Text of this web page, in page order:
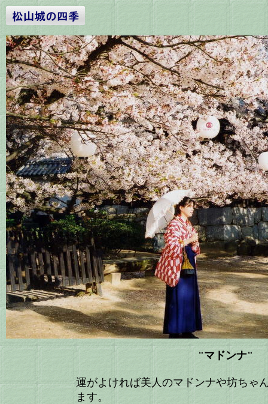
"マドンナ"
運がよければ美人のマドンナや坊ちゃ
ます。